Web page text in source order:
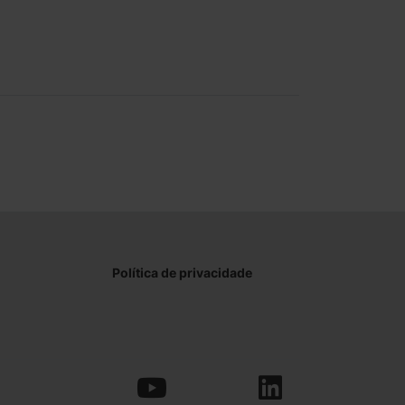
Política de privacidade